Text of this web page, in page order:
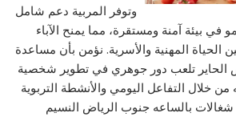
وتوفر المربية دعم شامل
في بيئة آمنة ومستقرة، مما يمنح الآباء
الحياة المهنية والأسرية. نؤمن بأن مساعدة
الحاير تلعب دور جوهري في تطوير شخصية
من خلال التفاعل اليومي والأنشطة التربوية
بالساعه جنوب الرياض النسيم